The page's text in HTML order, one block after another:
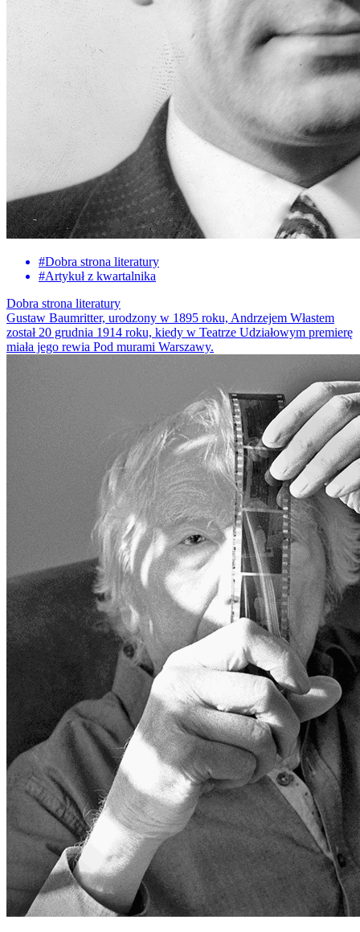
#Dobra strona literatury
#Artykuł z kwartalnika
Dobra strona literatury
Gustaw Baumritter, urodzony w 1895 roku, Andrzejem Włastem
został 20 grudnia 1914 roku, kiedy w Teatrze Udziałowym premierę
miała jego rewia Pod murami Warszawy.